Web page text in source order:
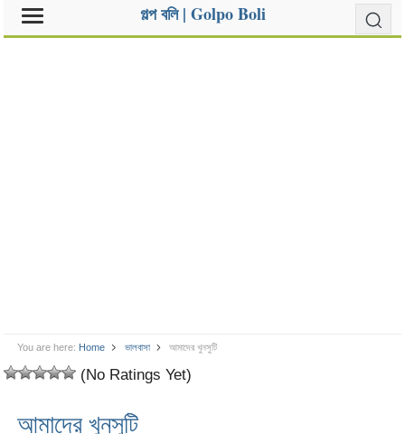
গল্প বলি | Golpo Boli
You are here: Home ভালবাসা আমাদের খুনসুটি
(No Ratings Yet)
আমাদের খুনসুটি